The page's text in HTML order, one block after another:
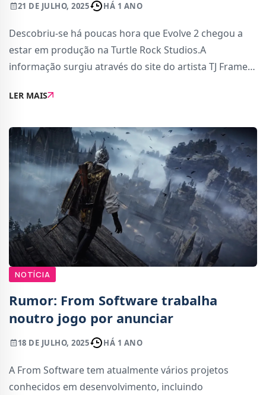
21 DE JULHO, 2025 HÁ 1 ANO
Descobriu-se há poucas hora que Evolve 2 chegou a
estar em produção na Turtle Rock Studios.A
informação surgiu através do site do artista TJ Frame,
para a sequela e qual era o plano originalSeg
LER MAIS
NOTÍCIA
Rumor: From Software trabalha
noutro jogo por anunciar
18 DE JULHO, 2025 HÁ 1 ANO
A From Software tem atualmente vários projetos
conhecidos em desenvolvimento, incluindo